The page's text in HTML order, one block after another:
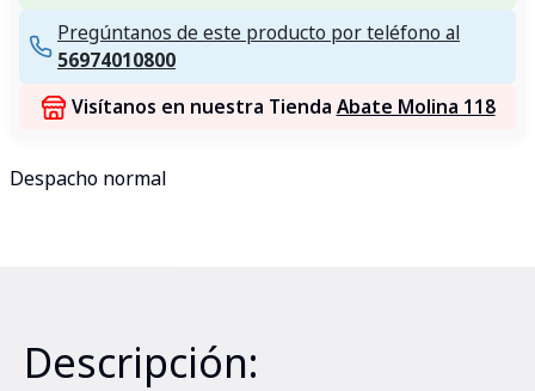
Pregúntanos de este producto por teléfono al
56974010800
Visítanos en nuestra Tienda Abate Molina 118
Despacho normal
Descripción: